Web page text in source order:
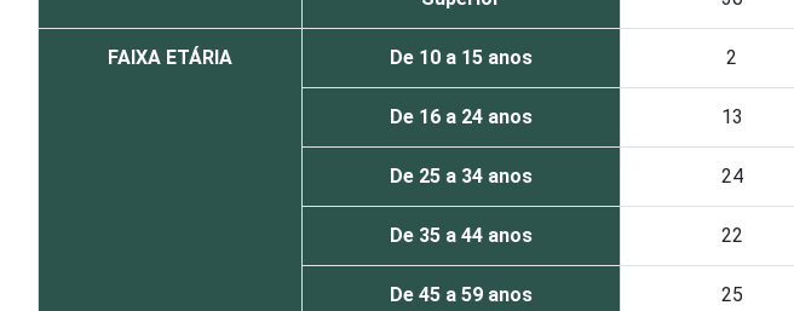
FAIXA ETÁRIA De 10 a 15 anos 2
De 16 a 24 anos 13
De 25 a 34 anos 24
De 35 a 44 anos 22
De 45 a 59 anos 25